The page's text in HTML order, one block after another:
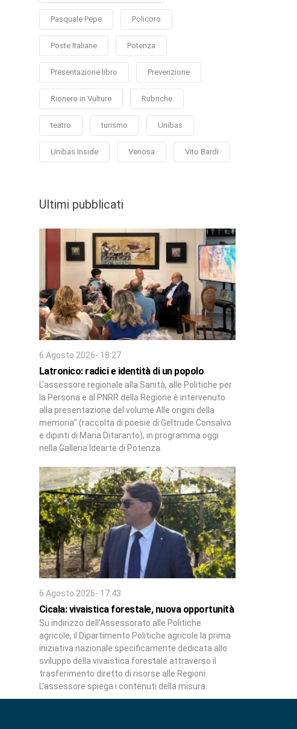
Pasquale Pepe Policoro
Poste Italiane Potenza
Presentazione libro Prevenzione
Rionero in Vulture Rubriche
teatro turismo Unibas
Unibas Inside Venosa Vito Bardi
Ultimi pubblicati
6 Agosto 2026- 18:27
Latronico: radici e identità di un popolo
L’assessore regionale alla Sanità, alle Politiche per
la Persona e al PNRR della Regione è intervenuto
alla presentazione del volume Alle origini della
memoria” (raccolta di poesie di Geltrude Consalvo
e dipinti di Maria Ditaranto), in programma oggi
nella Galleria Idearte di Potenza.
6 Agosto 2026- 17:43
Cicala: vivaistica forestale, nuova opportunità
Su indirizzo dell’Assessorato alle Politiche
agricole, il Dipartimento Politiche agricole la prima
iniziativa nazionale specificamente dedicata allo
sviluppo della vivaistica forestale attraverso il
trasferimento diretto di risorse alle Regioni.
L’assessore spiega i contenuti della misura.